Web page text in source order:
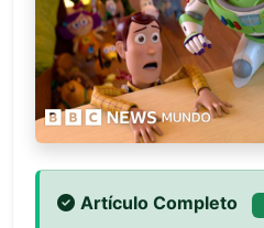
Artículo Completo